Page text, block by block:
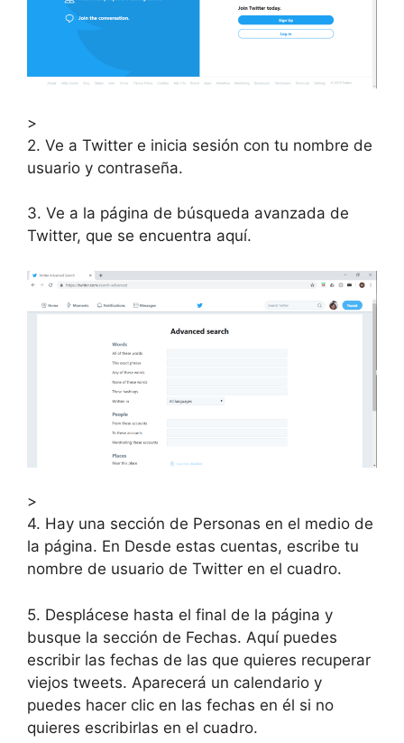
>
2. Ve a Twitter e inicia sesión con tu nombre de
usuario y contraseña.
3. Ve a la página de búsqueda avanzada de
Twitter, que se encuentra aquí.
>
4. Hay una sección de Personas en el medio de
la página. En Desde estas cuentas, escribe tu
nombre de usuario de Twitter en el cuadro.
5. Desplácese hasta el final de la página y
busque la sección de Fechas. Aquí puedes
escribir las fechas de las que quieres recuperar
viejos tweets. Aparecerá un calendario y
puedes hacer clic en las fechas en él si no
quieres escribirlas en el cuadro.